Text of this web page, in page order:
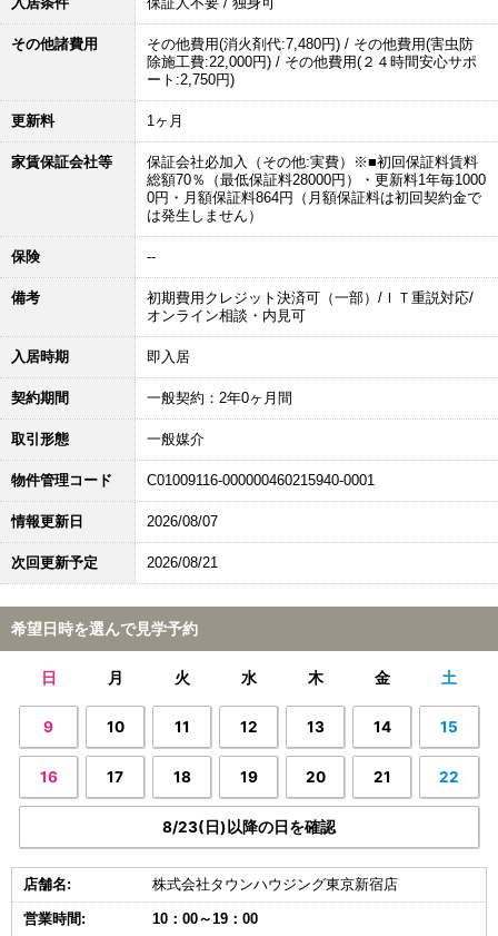
その他諸費用
その他費用(消火剤代:7,480円) / その他費用(害虫防
除施工費:22,000円) / その他費用(２４時間安心サポ
ート:2,750円)
更新料 1ヶ月
家賃保証会社等
保証会社必加入（その他:実費）※■初回保証料賃料
総額70％（最低保証料28000円）・更新料1年毎1000
0円・月額保証料864円（月額保証料は初回契約金で
は発生しません）
保険 --
備考
初期費用クレジット決済可（一部）/ＩＴ重説対応/
オンライン相談・内見可
入居時期 即入居
契約期間 一般契約：2年0ヶ月間
取引形態 一般媒介
物件管理コード C01009116-000000460215940-0001
情報更新日 2026/08/07
次回更新予定 2026/08/21
希望日時を選んで見学予約
日 月 火 水 木 金 土
9 10 11 12 13 14 15
16 17 18 19 20 21 22
8/23(日)以降の日を確認
店舗名: 株式会社タウンハウジング東京新宿店
営業時間: 10：00～19：00